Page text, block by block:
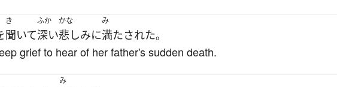
き
聞いて
ふか
深い
かな
悲しみに
み
満たされた。
grief to hear of her father's sudden death.
み